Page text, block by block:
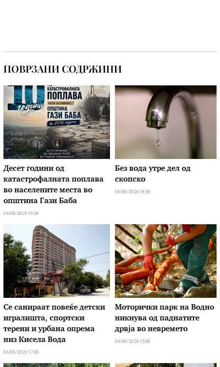
ПОВРЗАНИ СОДРЖИНИ
Десет години од
катастрофалната поплава
во населените места во
општина Гази Баба
06/08/2026 19:08
Без вода утре дел од
скопско
06/08/2026 18:08
Се санираат повеќе детски
игралишта, спортски
терени и урбана опрема
низ Кисела Вода
06/08/2026 17:08
Моторички парк на Водно
никнува од паднатите
дрвја во невремето
06/08/2026 15:08